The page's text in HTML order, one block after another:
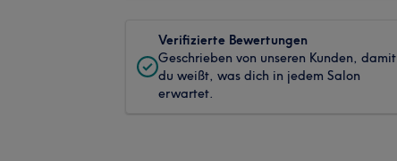
Verifizierte Bewertungen
Geschrieben von unseren Kunden, damit
du weißt, was dich in jedem Salon
erwartet.